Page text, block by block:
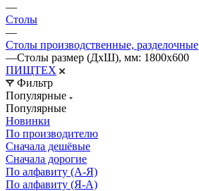
—
Столы
—
Столы производственные, разделочные
—Столы размер (ДхШ), мм: 1800х600
ПИЩТЕХ
Фильтр
Популярные
Популярные
Новинки
По производителю
Сначала дешёвые
Сначала дорогие
По алфавиту (А-Я)
По алфавиту (Я-А)